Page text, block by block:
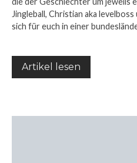
Jingleball, Christian aka
sich für euch in einer
Artikel lesen